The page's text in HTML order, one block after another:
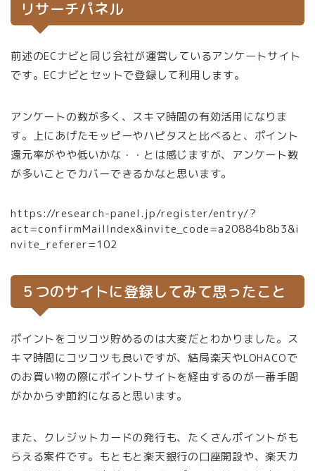
リサーチパネル
前述のECナビと同じ会社が運営しているアンケートサイト
です。ECナビとセットで登録して利用します。
アンケートの数が多く、スキマ時間の有効活用になりま
す。上にあげたモッピーやハピタスと比べると、ポイント
還元率がやや低いかな・・とは感じますが、アンケート数
が多いことでカバーできるかなと思います。
https://research-panel.jp/register/entry/?
act=confirmMailIndex&invite_code=a20884b8b3&i
nvite_referer=102
５つのサイトに登録してみて思ったこと
ポイントをコツコツ貯めるのは大変だとわかりました。ス
キマ時間にコツコツも良いですが、結局楽天やLOHACOで
のお買い物の際にポイントサイトを経由するのが一番手間
がかからず節約になると思います。
また、クレジットカードの発行も、たくさんポイントがも
らえる案件です。もともと楽天銀行の口座開設や、楽天カ